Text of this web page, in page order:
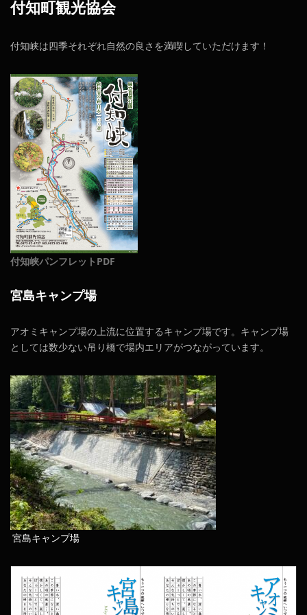
付知町観光協会
付知峡は四季それぞれ自然の良さを満喫していただけます！
付知峡パンフレットPDF
宮島キャンプ場
アオミキャンプ場の上流に位置するキャンプ場です。キャンプ場
としては数少ない吊り橋で場内エリアがつながっています。
宮島キャンプ場